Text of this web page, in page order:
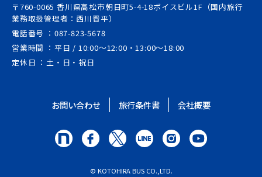
〒760-0065 香川県高松市朝日町5-4-18ボイスビル1F（国内旅行
業務取扱管理者：西川晋平）
電話番号
087-823-5678
営業時間
平日 / 10:00～12:00・13:00～18:00
定休日
土・日・祝日
お問い合わせ 旅行条件書 会社概要
© KOTOHIRA BUS CO.,LTD.